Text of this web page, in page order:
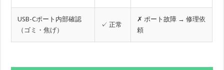
USB-Cポート内部確認
（ゴミ・焦げ）
✓ 正常
✗ ポート故障 → 修理依
頼